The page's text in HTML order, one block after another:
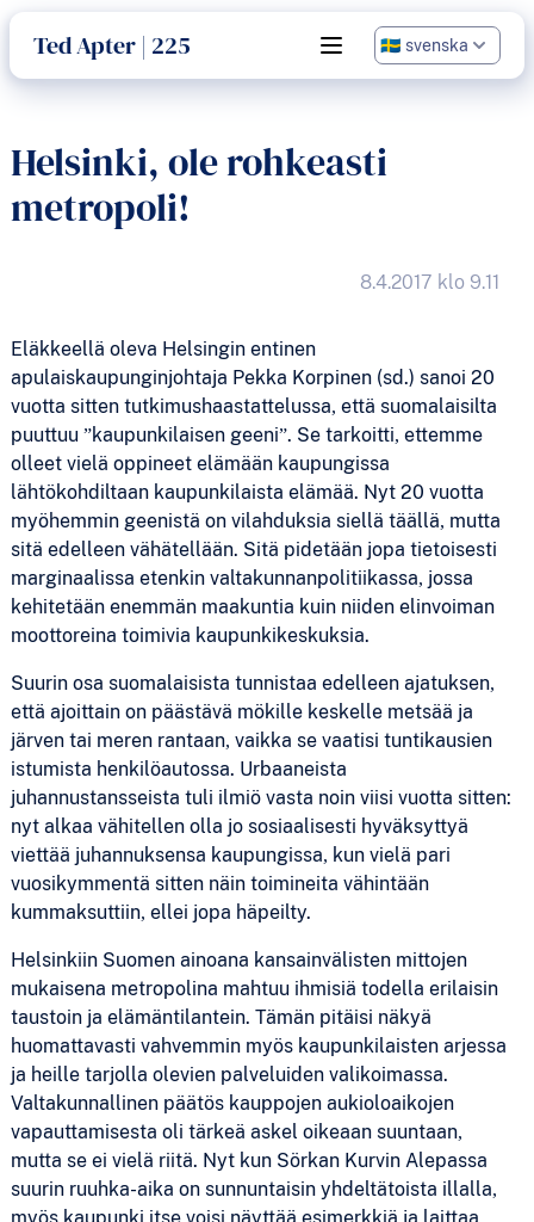
Ted Apter | 225 Open main menu
språk
Helsinki, ole rohkeasti
metropoli!
8.4.2017 klo 9.11
Eläkkeellä oleva Helsingin entinen
apulaiskaupunginjohtaja Pekka Korpinen (sd.) sanoi 20
vuotta sitten tutkimushaastattelussa, että suomalaisilta
puuttuu ”kaupunkilaisen geeni”. Se tarkoitti, ettemme
olleet vielä oppineet elämään kaupungissa
lähtökohdiltaan kaupunkilaista elämää. Nyt 20 vuotta
myöhemmin geenistä on vilahduksia siellä täällä, mutta
sitä edelleen vähätellään. Sitä pidetään jopa tietoisesti
marginaalissa etenkin valtakunnanpolitiikassa, jossa
kehitetään enemmän maakuntia kuin niiden elinvoiman
moottoreina toimivia kaupunkikeskuksia.
Suurin osa suomalaisista tunnistaa edelleen ajatuksen,
että ajoittain on päästävä mökille keskelle metsää ja
järven tai meren rantaan, vaikka se vaatisi tuntikausien
istumista henkilöautossa. Urbaaneista
juhannustansseista tuli ilmiö vasta noin viisi vuotta sitten:
nyt alkaa vähitellen olla jo sosiaalisesti hyväksyttyä
viettää juhannuksensa kaupungissa, kun vielä pari
vuosikymmentä sitten näin toimineita vähintään
kummaksuttiin, ellei jopa häpeilty.
Helsinkiin Suomen ainoana kansainvälisten mittojen
mukaisena metropolina mahtuu ihmisiä todella erilaisin
taustoin ja elämäntilantein. Tämän pitäisi näkyä
huomattavasti vahvemmin myös kaupunkilaisten arjessa
ja heille tarjolla olevien palveluiden valikoimassa.
Valtakunnallinen päätös kauppojen aukioloaikojen
vapauttamisesta oli tärkeä askel oikeaan suuntaan,
mutta se ei vielä riitä. Nyt kun Sörkan Kurvin Alepassa
suurin ruuhka-aika on sunnuntaisin yhdeltätoista illalla,